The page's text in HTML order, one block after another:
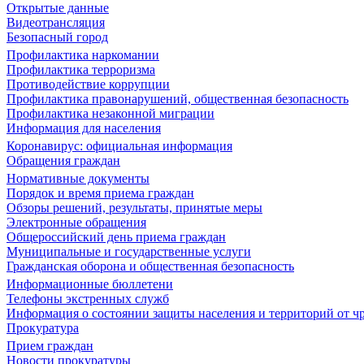
Открытые данные
Видеотрансляция
Безопасный город
Профилактика наркомании
Профилактика терроризма
Противодействие коррупции
Профилактика правонарушений, общественная безопасность
Профилактика незаконной миграции
Информация для населения
Коронавирус: официальная информация
Обращения граждан
Нормативные документы
Порядок и время приема граждан
Обзоры решений, результаты, принятые меры
Электронные обращения
Общероссийский день приема граждан
Муниципальные и государственные услуги
Гражданская оборона и общественная безопасность
Информационные бюллетени
Телефоны экстренных служб
Информация о состоянии защиты населения и территорий от
Прокуратура
Прием граждан
Новости прокуратуры